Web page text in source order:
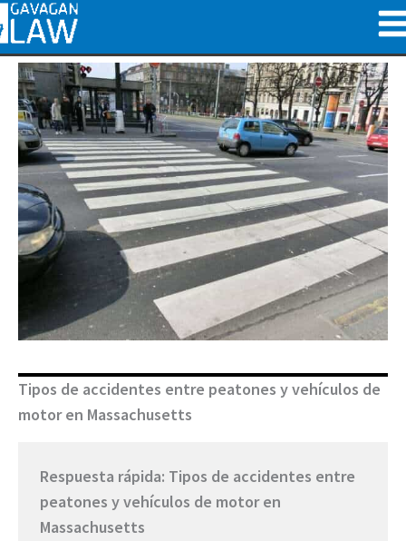
al
contenido
Tipos de accidentes entre peatones y vehículos de
motor en Massachusetts
Respuesta rápida: Tipos de accidentes entre
peatones y vehículos de motor en
Massachusetts